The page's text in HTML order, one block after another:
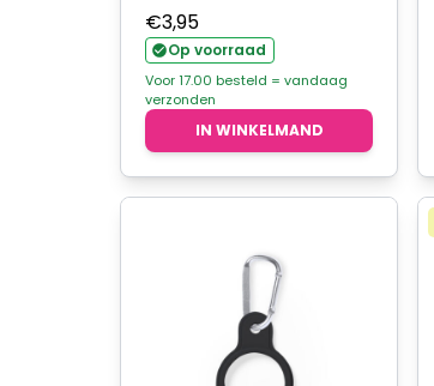
€3,95
Op voorraad
Voor 17.00 besteld = vandaag
verzonden
IN WINKELMAND